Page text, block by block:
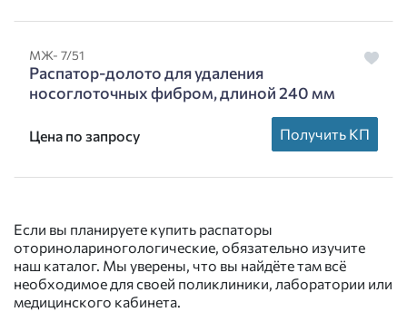
МЖ- 7/51
Распатор-долото для удаления
носоглоточных фибром, длиной 240 мм
Цена по запросу Получить КП
Если вы планируете купить распаторы
оторинолариногологические, обязательно изучите
наш каталог. Мы уверены, что вы найдёте там всё
необходимое для своей поликлиники, лаборатории или
медицинского кабинета.